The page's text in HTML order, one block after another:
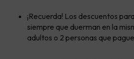
¡Recuerda! Los descuentos
siempre que duerman en la
adultos o 2 personas que